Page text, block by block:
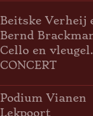
Beitske Verheij
Bernd
Cello en vleugel.
CONCERT
Podium Vianen
Lekpoort